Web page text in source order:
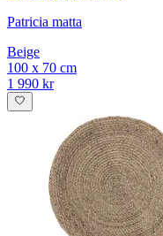
Patricia matta
Beige
100 x 70 cm
1 990 kr